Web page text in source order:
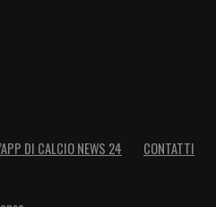
DI CALCIO NEWS 24 CONTATTI